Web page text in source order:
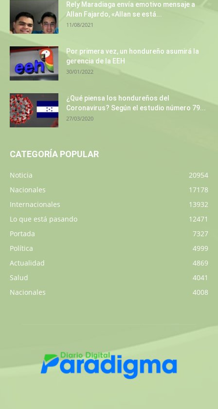
Rely Maradiaga envía emotivo mensaje a
Allan Fajardo, «Allan se está...
11/08/2021
Por primera vez, un hondureño asumirá la
gerencia de la EEH
30/01/2022
¿Qué piensa los hondureños del
Coronavirus? Según el estudio número 79...
27/03/2020
CATEGORÍA POPULAR
Noticia
20954
Nacionales
17178
Internacionales
13932
Lo que está pasando
12471
Portada
7327
Política
4999
Actualidad
4869
Salud
4041
Nacionales
4008